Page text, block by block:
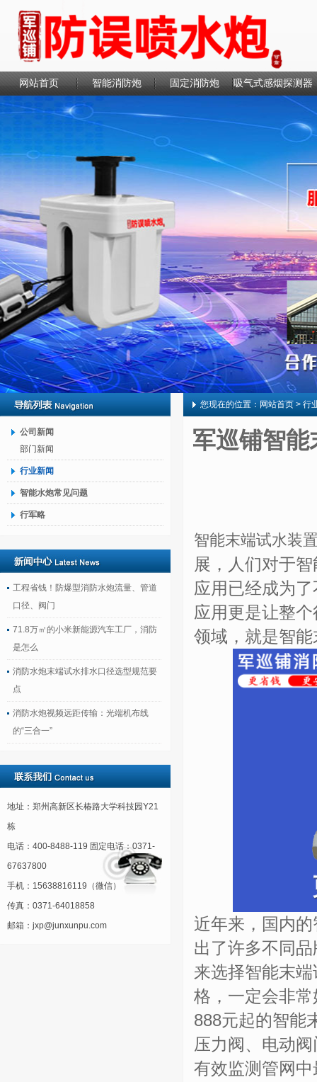
网站首页 智能消防炮 固定消防炮 吸气式感烟探测器
联系我们
公司新闻
部门新闻
行业新闻
智能水炮常见问题
行军略
工程省钱！防爆型消防水炮流量、管道
口径、阀门
71.8万㎡的小米新能源汽车工厂，消防
是怎么
消防水炮末端试水排水口径选型规范要
点
消防水炮视频远距传输：光端机布线
的“三合一”
地址：郑州高新区长椿路大学科技园Y21
栋
电话：400-8488-119 固定电话：0371-
67637800
手机：15638816119（微信）
传真：0371-64018858
邮箱：jxp@junxunpu.com
您现在的位置： 网站首页 > 行
军巡铺智能
智能末端试水装
展，人们对于
应用已经成为
应用更是让整
领域，就是智
近年来，国内
出了许多不同
来选择智能末
格，一定会非
888元起的智能
压力阀、电动
有效监测管网